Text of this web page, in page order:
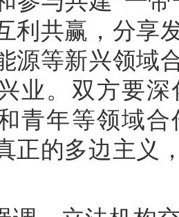
利共赢，分享
源等新兴领域
业。双方要
青年等领域
正的多边主义